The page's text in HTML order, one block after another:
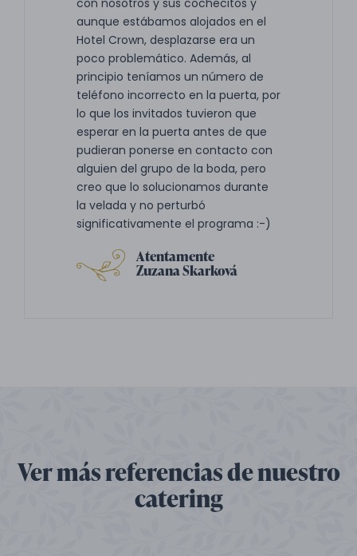
con nosotros y sus cochecitos y
aunque estábamos alojados en el
Hotel Crown, desplazarse era un
poco problemático. Además, al
principio teníamos un número de
teléfono incorrecto en la puerta, por
lo que los invitados tuvieron que
esperar en la puerta antes de que
pudieran ponerse en contacto con
alguien del grupo de la boda, pero
creo que lo solucionamos durante
la velada y no perturbó
significativamente el programa :-)
Atentamente
Zuzana Skarková
Ver más referencias de nuestro
catering